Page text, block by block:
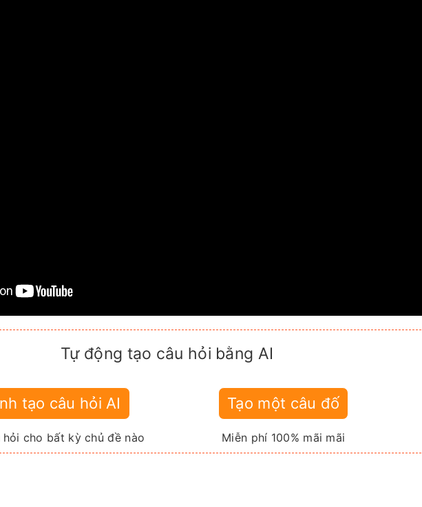
Tự động tạo câu hỏi bằng AI
tạo câu hỏi AI
hỏi cho bất kỳ chủ đề nào
Tạo một câu đố
Miễn phí 100% mãi mãi